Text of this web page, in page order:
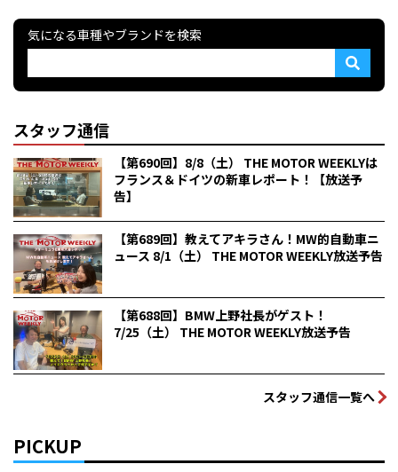
気になる車種やブランドを検索
スタッフ通信
【第690回】8/8（土） THE MOTOR WEEKLYは
フランス＆ドイツの新車レポート！【放送予
告】
【第689回】教えてアキラさん！MW的自動車ニ
ュース 8/1（土） THE MOTOR WEEKLY放送予告
【第688回】BMW上野社長がゲスト！
7/25（土） THE MOTOR WEEKLY放送予告
スタッフ通信一覧へ
PICKUP